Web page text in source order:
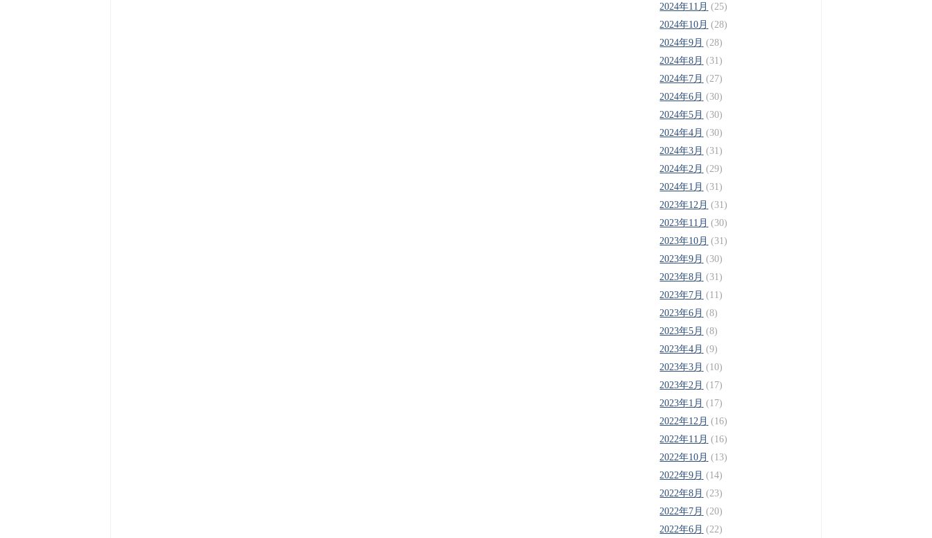
2024年11月 (25)
2024年10月 (28)
2024年9月 (28)
2024年8月 (31)
2024年7月 (27)
2024年6月 (30)
2024年5月 (30)
2024年4月 (30)
2024年3月 (31)
2024年2月 (29)
2024年1月 (31)
2023年12月 (31)
2023年11月 (30)
2023年10月 (31)
2023年9月 (30)
2023年8月 (31)
2023年7月 (11)
2023年6月 (8)
2023年5月 (8)
2023年4月 (9)
2023年3月 (10)
2023年2月 (17)
2023年1月 (17)
2022年12月 (16)
2022年11月 (16)
2022年10月 (13)
2022年9月 (14)
2022年8月 (23)
2022年7月 (20)
2022年6月 (22)